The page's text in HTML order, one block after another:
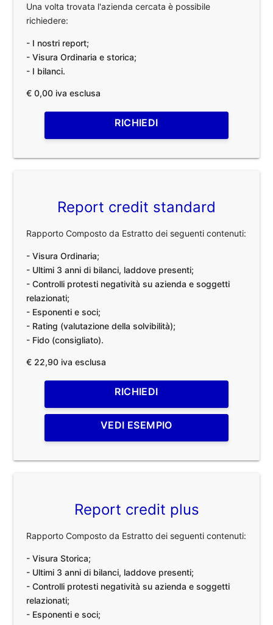
Una volta trovata l'azienda cercata è possibile
richiedere:
- I nostri report;
- Visura Ordinaria e storica;
- I bilanci.
€ 0,00 iva esclusa
RICHIEDI
Report credit standard
Rapporto Composto da Estratto dei seguenti contenuti:
- Visura Ordinaria;
- Ultimi 3 anni di bilanci, laddove presenti;
- Controlli protesti negatività su azienda e soggetti
relazionati;
- Esponenti e soci;
- Rating (valutazione della solvibilità);
- Fido (consigliato).
€ 22,90 iva esclusa
RICHIEDI
VEDI ESEMPIO
Report credit plus
Rapporto Composto da Estratto dei seguenti contenuti:
- Visura Storica;
- Ultimi 3 anni di bilanci, laddove presenti;
- Controlli protesti negatività su azienda e soggetti
relazionati;
- Esponenti e soci;